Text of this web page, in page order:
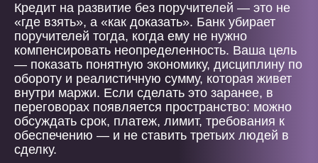
Кредит на развитие без поручителей — это не
«где взять», а «как доказать». Банк убирает
поручителей тогда, когда ему не нужно
компенсировать неопределенность. Ваша цель
— показать понятную экономику, дисциплину по
обороту и реалистичную сумму, которая живет
внутри маржи. Если сделать это заранее, в
переговорах появляется пространство: можно
обсуждать срок, платеж, лимит, требования к
обеспечению — и не ставить третьих людей в
сделку.